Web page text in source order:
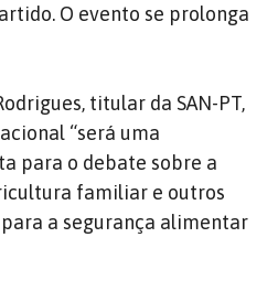
O evento se prolonga
titular da SAN-PT,
“será uma
para o debate sobre a
familiar e outros
a segurança alimentar